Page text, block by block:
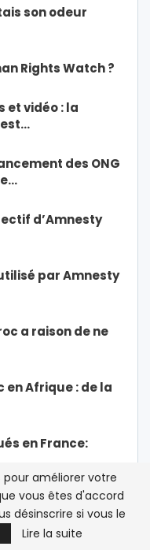
son odeur
Rights Watch ?
et vidéo : la
des ONG
d’Amnesty
par Amnesty
a raison de ne
en Afrique : de la
en France:
une
pour améliorer votre
vous êtes d'accord
désinscrire si vous le
Lire la suite